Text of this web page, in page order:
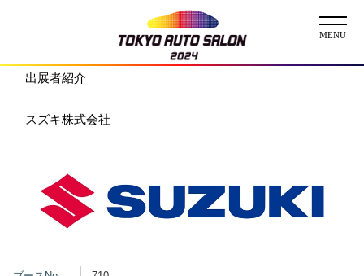
チケット
イベント
出展者紹介
スズキ株式会社